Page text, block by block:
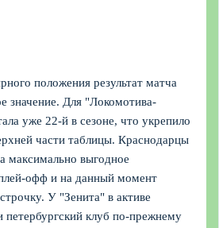
положения результат матча
значение. Для "Локомотива-
уже 22-й в сезоне, что укрепило
части таблицы. Краснодарцы
максимально выгодное
офф и на данный момент
У "Зенита" в активе
петербургский клуб по-прежнему